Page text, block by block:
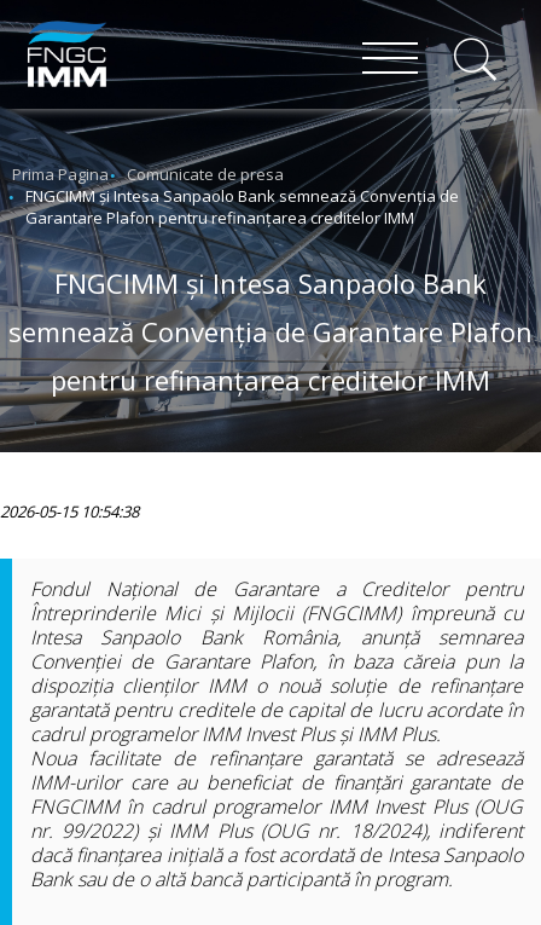
Prima Pagina
Comunicate de presa
FNGCIMM și Intesa Sanpaolo Bank semnează Convenția de
Garantare Plafon pentru refinanțarea creditelor IMM
FNGCIMM și Intesa Sanpaolo Bank
semnează Convenția de Garantare Plafon
pentru refinanțarea creditelor IMM
2026-05-15 10:54:38
Fondul Național de Garantare a Creditelor pentru
Întreprinderile Mici și Mijlocii (FNGCIMM) împreună cu
Intesa Sanpaolo Bank România, anunță semnarea
Convenției de Garantare Plafon, în baza căreia pun la
dispoziția clienților IMM o nouă soluție de refinanțare
garantată pentru creditele de capital de lucru acordate în
cadrul programelor IMM Invest Plus și IMM Plus.
Noua facilitate de refinanțare garantată se adresează
IMM-urilor care au beneficiat de finanțări garantate de
FNGCIMM în cadrul programelor IMM Invest Plus (OUG
nr. 99/2022) și IMM Plus (OUG nr. 18/2024), indiferent
dacă finanțarea inițială a fost acordată de Intesa Sanpaolo
Bank sau de o altă bancă participantă în program.